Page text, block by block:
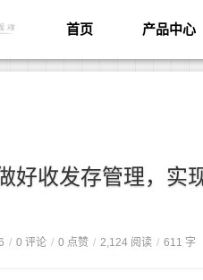
首页 产品中心
好收发存管理，实
/ 0 评论 / 0 点赞 / 2,124 阅读 / 611 字